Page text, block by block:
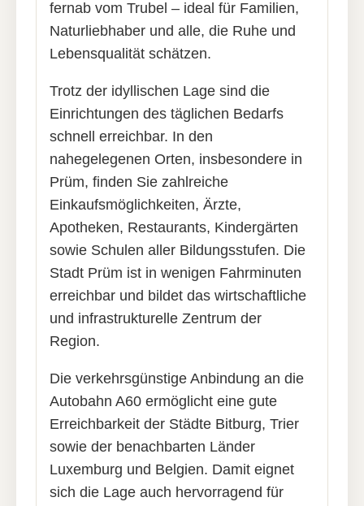
fernab vom Trubel – ideal für Familien,
Naturliebhaber und alle, die Ruhe und
Lebensqualität schätzen.
Trotz der idyllischen Lage sind die
Einrichtungen des täglichen Bedarfs
schnell erreichbar. In den
nahegelegenen Orten, insbesondere in
Prüm, finden Sie zahlreiche
Einkaufsmöglichkeiten, Ärzte,
Apotheken, Restaurants, Kindergärten
sowie Schulen aller Bildungsstufen. Die
Stadt Prüm ist in wenigen Fahrminuten
erreichbar und bildet das wirtschaftliche
und infrastrukturelle Zentrum der
Region.
Die verkehrsgünstige Anbindung an die
Autobahn A60 ermöglicht eine gute
Erreichbarkeit der Städte Bitburg, Trier
sowie der benachbarten Länder
Luxemburg und Belgien. Damit eignet
sich die Lage auch hervorragend für